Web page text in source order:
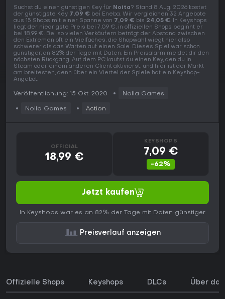
Suchst du einen günstigen Key für Noita? Stand 8 Aug. 2026 kostet
der günstigste Key 7,09 € bei Eneba. Wir vergleichen 32 Angebote
aus 15 Shops mit einer Spanne von 7,09 € bis 24,05 €. In Keyshops
liegt der niedrigste Preis bei 7,09 €, in offiziellen Shops beginnt er
bei 18,99 €. Bei so vielen Verkäufern beträgt der Abstand zwischen
den Extremen oft ein Vielfaches, die Shopwahl wiegt hier also
schwerer als das Warten auf einen Sale. Dieses Spiel war schon
günstiger, an 82% der Tage mit Daten. Ein Preisalarm meldet dir den
nächsten Rückgang. Auf dem PC kaufst du einen Key, den du in
Steam oder einem anderen Client aktivierst, und hier ist der Markt
am breitesten, denn über ein Viertel der Spiele hat ein Keyshop-
Angebot.
Veröffentlichung: 15 Okt. 2020 Nolla Games
Nolla Games Action
OFFICIAL
18,99 €
KEYSHOPS
7,09 €
-62%
Jetzt kaufen
In Keyshops war es an 82% der Tage mit Daten günstiger.
Preisverlauf anzeigen
Offizielle Shops Keyshops DLCs Über